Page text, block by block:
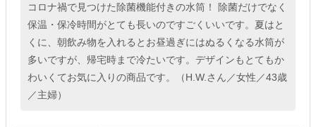
コロナ禍で見つけた除菌機能付きの水筒！ 除菌だけでなく
保温・保冷時間がとても長いのですごくいいです。夏はと
くに、朝飲み物を入れるとお昼過ぎにはぬるくなる水筒が
多いですが、帰宅時まで冷たいです。デザインもとてもか
わいくてお気に入りの商品です。（H.W.さん／女性／43歳
／主婦）